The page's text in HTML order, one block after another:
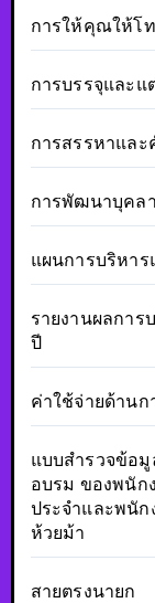
การให้คุณให้โ
การบรรจุและแ
การสรรหาและ
การพัฒนาบุคล
แผนการบริหา
รายงานผลกา
ปี
ค่าใช้จ่ายด้าน
แบบสำรวจข้อ
อบรม ของพนัก
ประจำและพนัก
ห้วยม้า
สายตรงนายก